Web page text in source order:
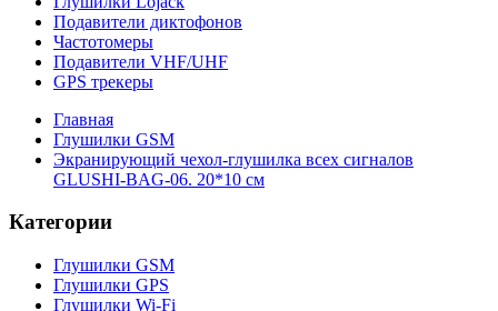
Подавители диктофонов
Частотомеры
Подавители VHF/UHF
GPS трекеры
Главная
Глушилки GSM
Экранирующий чехол-глушилка всех сигналов
GLUSHI-BAG-06. 20*10 см
Категории
Глушилки GSM
Глушилки GPS
Глушилки Wi-Fi